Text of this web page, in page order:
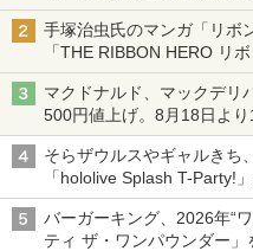
ニンテンドーeショップで
手塚治虫氏のマンガ「リボ
「THE RIBBON HERO リ
マクドナルド、マックデリ
500円値上げ。8月18日よ
そらザウルスやギャルきち
「hololive Splash T-Party!
ライン販売開始
バーガーキング、2026年“
ティ ザ・ワンパウンダー」